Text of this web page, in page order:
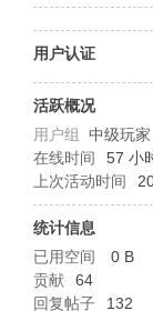
用户认证
活跃概况
用户组 中级玩家
在线时间
57 小
上次活动时间
统计信息
已用空间
0 B
贡献
64
回复帖子
132